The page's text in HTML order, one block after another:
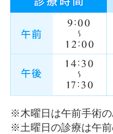
※木曜日は午前手術
※土曜日の診療は午